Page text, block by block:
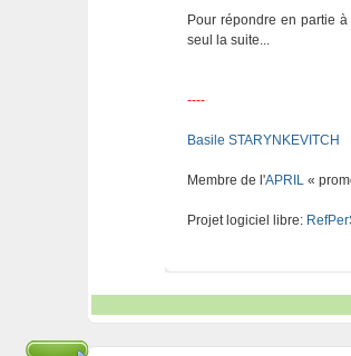
Pour répondre en partie
seul la suite...
----
Basile STARYNKEVITCH
Membre de l'APRIL «
Projet logiciel libre: